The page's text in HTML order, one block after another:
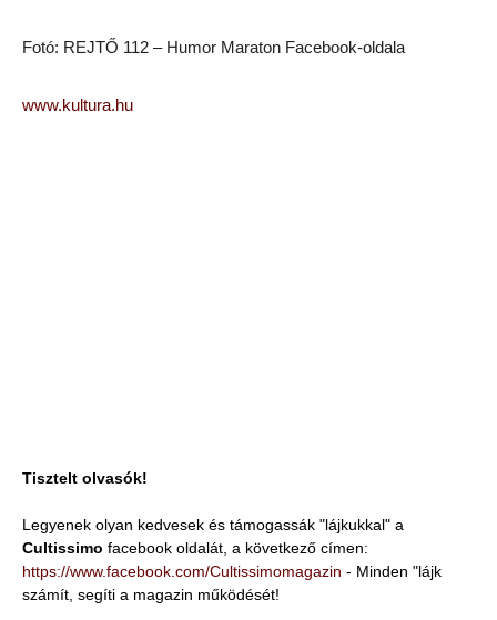
Fotó: REJTŐ 112 – Humor Maraton Facebook-oldala
www.kultura.hu
Tisztelt olvasók!
Legyenek olyan kedvesek és támogassák "lájkukkal" a
Cultissimo facebook oldalát, a következő címen:
https://www.facebook.com/Cultissimomagazin - Minden "lájk
számít, segíti a magazin működését!